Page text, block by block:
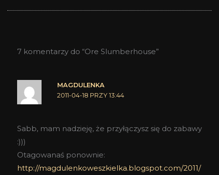
7 komentarzy do “Ore Slumberhouse”
MAGDULENKA
2011-04-18 PRZY 13:44
Sabb, mam nadzieję, że przyłączysz się do zabawy
:)))
Otagowanaś ponownie:
http://magdulenkoweszkielka.blogspot.com/2011/